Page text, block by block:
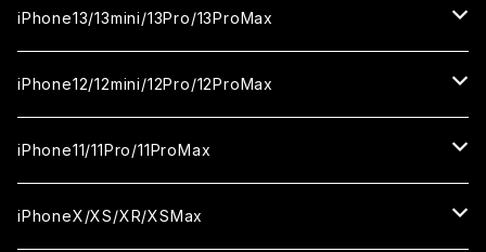
セラミックフィルム
ガラスフィルム
セラミックフィルム
iPhone16Plus
ガラスフィルム
セラミックフィルム
iPhone16ProMax
ガラスフィルム
セラミックフィルム
ガラスフィルム
セラミックフィルム
iPhone15Pro
ガラスフィルム
セラミックフィルム
iPhone15Plus
ガラスフィルム
セラミックフィルム
iPhone15ProMax
ガラスフィルム
iPhone14
ガラスフィルム
セラミックフィルム
iPhone14Pro
ガラスフィルム
セラミックフィルム
iPhone14Plus
ガラスフィルム
iPhone14ProMax
iPhone13/13mini/13Pro/13ProMax
iPhone13/13Pro
ガラスフィルム
セラミックフィルム
iPhone13mini
ガラスフィルム
iPhone13ProMax
iPhone12/12mini/12Pro/12ProMax
iPhone12/12Pro
ガラスフィルム
iPhone12mini
iPhone11/11Pro/11ProMax
iPhone11
iPhoneX/XS/XR/XSMax